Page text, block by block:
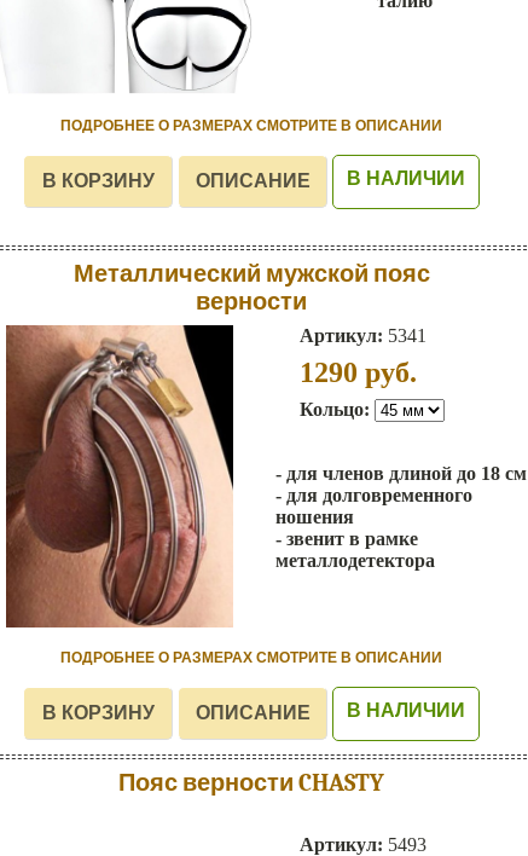
ПОДРОБНЕЕ О РАЗМЕРАХ СМОТРИТЕ В ОПИСАНИИ
В НАЛИЧИИ
Металлический мужской пояс
верности
Артикул: 5341
1290 руб.
Кольцо:
- для членов длиной до 18 см
- для долговременного
ношения
- звенит в рамке
металлодетектора
ПОДРОБНЕЕ О РАЗМЕРАХ СМОТРИТЕ В ОПИСАНИИ
В НАЛИЧИИ
Пояс верности CHASTY
Артикул: 5493